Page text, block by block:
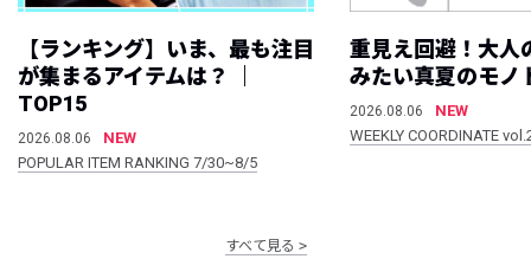
【ランキング】いま、最も注目
が集まるアイテムは？ ｜
TOP15
2026.08.06
NEW
POPULAR ITEM RANKING 7/30~8/5
重見え回避！大人
みたい真夏のモノ
2026.08.06
NEW
WEEKLY COORDINATE
すべて見る